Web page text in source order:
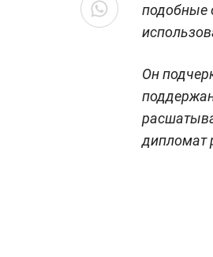
подобные
Он
дипломат